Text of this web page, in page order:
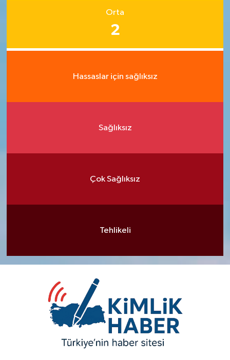
Orta
2
Hassaslar için sağlıksız
Sağlıksız
Çok Sağlıksız
Tehlikeli